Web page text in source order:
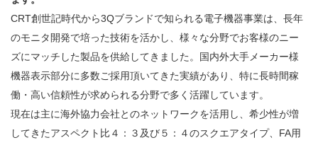
CRT創世記時代から3Qブランドで知られる電子機器事業は、長年
のモニタ開発で培った技術を活かし、様々な分野でお客様のニー
ズにマッチした製品を供給してきました。国内外大手メーカー様
機器表示部分に多数ご採用頂いてきた実績があり、特に長時間稼
働・高い信頼性が求められる分野で多く活躍しています。
現在は主に海外協力会社とのネットワークを活用し、希少性が増
してきたアスペクト比４：３及び５：４のスクエアタイプ、FA用